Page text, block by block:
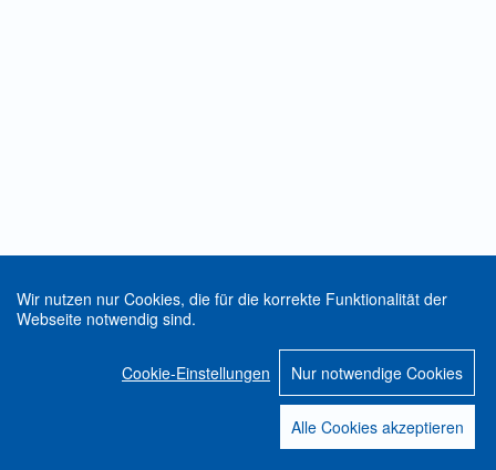
Wir nutzen nur Cookies, die für die korrekte Funktionalität der
Webseite notwendig sind.
Cookie-Einstellungen Nur notwendige Cookies
Alle Cookies akzeptieren